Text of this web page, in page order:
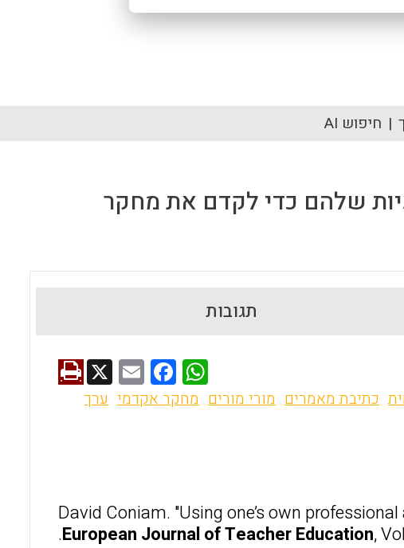
חיפוש AI
שלהם כדי לקדם את מחקר
תגובות
W
h
p
p
F
a
o
k
E
m
X
כתיבת מאמרים מורי מורים מחקר אקדמי ערך
David Coniam. "Using one’s own
European Journal of Teacher Education,